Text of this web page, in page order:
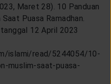
Maret 28). 10 Panduan
Puasa Ramadhan.
12 April 2023
islami/read/5244054/10-
muslim-saat-puasa-